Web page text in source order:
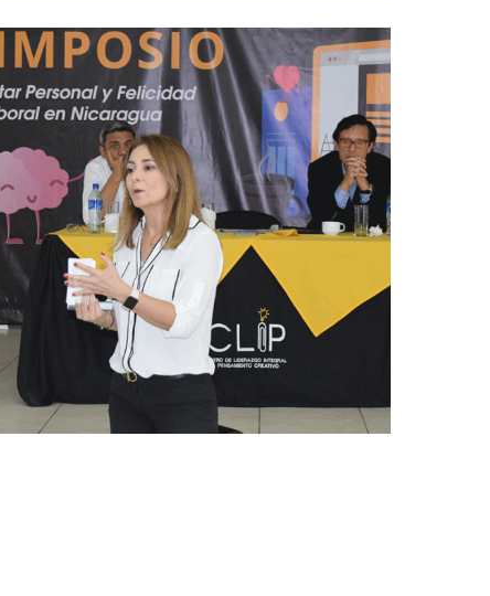
21/11/2017
I Simposio sobre Bienestar
Personal & Felicidad Laboral